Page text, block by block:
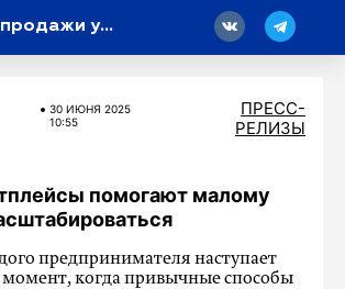
Билайн: продажи умных часов для детей выросли на треть
30 ИЮНЯ 2025
10:55
ПРЕСС-
РЕЛИЗЫ
помогают малому
предпринимателя наступает
когда привычные способы